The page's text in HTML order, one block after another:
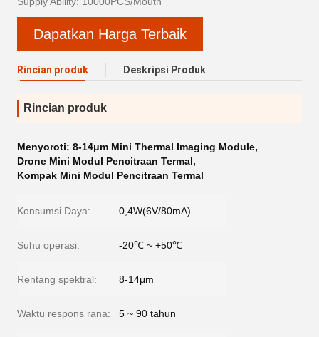
Dapatkan Harga Terbaik
Rincian produk Deskripsi Produk
Rincian produk
Menyoroti: 8-14μm Mini Thermal Imaging Module,
Drone Mini Modul Pencitraan Termal,
Kompak Mini Modul Pencitraan Termal
Konsumsi Daya: 0,4W(6V/80mA)
Suhu operasi: -20℃ ~ +50℃
Rentang spektral: 8-14μm
Waktu respons rana: 5 ~ 90 tahun